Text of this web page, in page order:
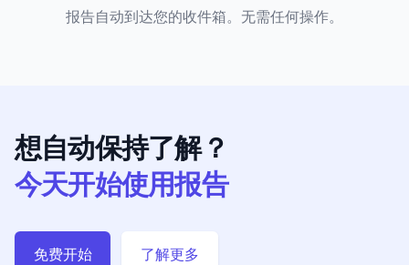
报告自动到达您的收件箱。无需任何操作。
想自动保持了解？
今天开始使用报告
免费开始 了解更多